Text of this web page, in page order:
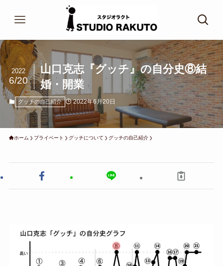
山口克志『グッチ』の自分史⑧結
婚・開業
2022
6/20
グッチの自己紹介 2022年6月20日
ホーム プライベート グッチについて グッチの自己紹介